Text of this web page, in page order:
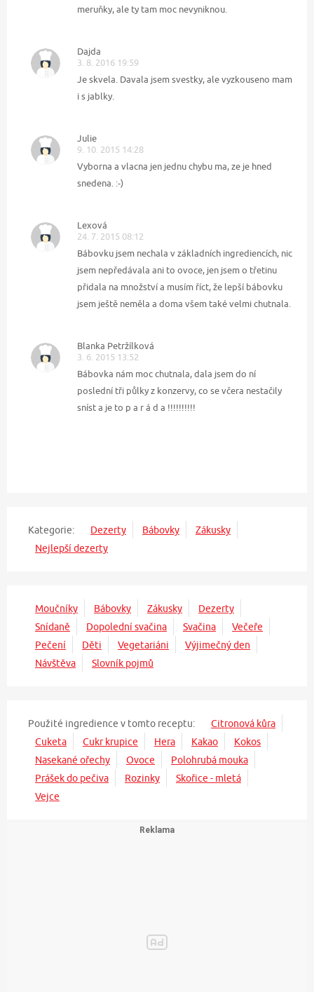
meruňky, ale ty tam moc nevyniknou.
Dajda
3. 8. 2016 19:59
Je skvela. Davala jsem svestky, ale vyzkouseno mam
i s jablky.
Julie
9. 10. 2015 14:28
Vyborna a vlacna jen jednu chybu ma, ze je hned
snedena. :-)
Lexová
24. 7. 2015 08:12
Bábovku jsem nechala v základních ingrediencích, nic
jsem nepředávala ani to ovoce, jen jsem o třetinu
přidala na množství a musím říct, že lepší bábovku
jsem ještě neměla a doma všem také velmi chutnala.
Blanka Petržílková
3. 6. 2015 13:52
Bábovka nám moc chutnala, dala jsem do ní
poslední tři půlky z konzervy, co se včera nestačily
sníst a je to p a r á d a !!!!!!!!!!
Kategorie: Dezerty Bábovky
Zákusky
Nejlepší dezerty
Moučníky Bábovky Zákusky
Dezerty
Snídaně
Dopolední svačina Svačina
Večeře
Pečení
Děti Vegetariáni
Výjimečný den
Návštěva
Slovník pojmů
Použité ingredience v tomto receptu:
Citronová kůra
Cuketa
Cukr krupice Hera Kakao
Kokos
Nasekané ořechy
Ovoce
Polohrubá mouka
Prášek do pečiva
Rozinky
Skořice - mletá
Vejce